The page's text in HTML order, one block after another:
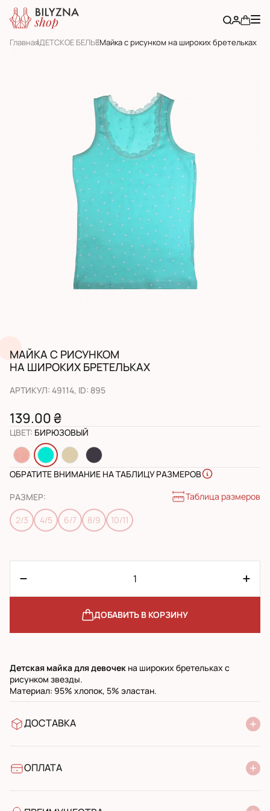
ГлавнаяДЕТСКОЕ БЕЛЬЕМайка с рисунком на широких бретельках
МАЙКА С РИСУНКОМ
НА ШИРОКИХ БРЕТЕЛЬКАХ
АРТИКУЛ: 49114, ID: 895
139.00 ₴
ЦВЕТ: БИРЮЗОВЫЙ
ОБРАТИТЕ ВНИМАНИЕ НА ТАБЛИЦУ РАЗМЕРОВ
РАЗМЕР: Таблица размеров
2/3 4/5 6/7 8/9 10/11
ДОБАВИТЬ В КОРЗИНУ
Детская майка для девочек на широких бретельках с
рисунком звезды.
Материал: 95% хлопок, 5% эластан.
ДОСТАВКА
УкрПочта стандарт
ОПЛАТА
Банковский перевод